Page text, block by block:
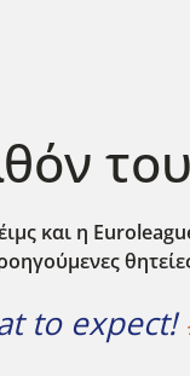
και η
to expect!